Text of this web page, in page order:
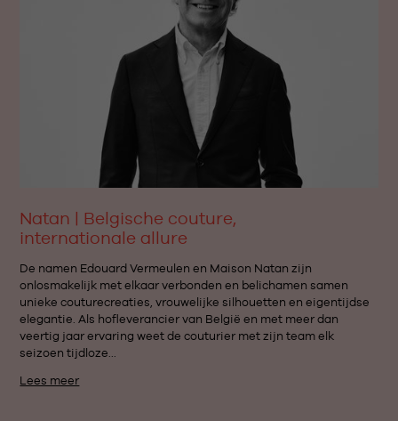
Natan | Belgische couture,
internationale allure
De namen Edouard Vermeulen en Maison Natan zijn
onlosmakelijk met elkaar verbonden en belichamen samen
unieke couturecreaties, vrouwelijke silhouetten en eigentijdse
elegantie. Als hofleverancier van België en met meer dan
veertig jaar ervaring weet de couturier met zijn team elk
seizoen tijdloze...
Lees meer